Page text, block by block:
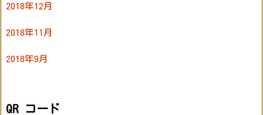
2018年12月
2018年11月
2018年9月
QR コード